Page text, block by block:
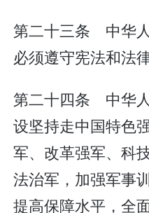
第二十三条 中华
必须遵守宪法和法律
第二十四条 中华
设坚持走中国特色
军、改革强军、科
法治军，加强军事
提高保障水平，全